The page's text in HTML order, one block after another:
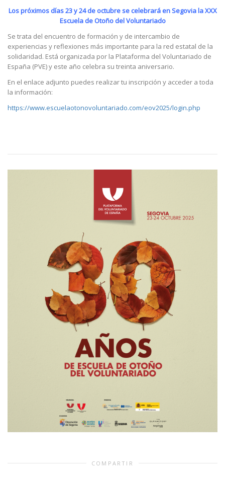
Los próximos días 23 y 24 de octubre se celebrará en Segovia la XXX
Escuela de Otoño del Voluntariado
Se trata del encuentro de formación y de intercambio de
experiencias y reflexiones más importante para la red estatal de la
solidaridad. Está organizada por la Plataforma del Voluntariado de
España (PVE) y este año celebra su treinta aniversario.
En el enlace adjunto puedes realizar tu inscripción y acceder a toda
la información:
https://www.escuelaotonovoluntariado.com/eov2025/login.php
COMPARTIR